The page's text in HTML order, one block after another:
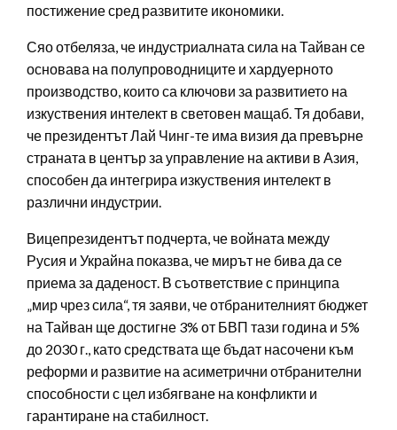
постижение сред развитите икономики.
Сяо отбеляза, че индустриалната сила на Тайван се
основава на полупроводниците и хардуерното
производство, които са ключови за развитието на
изкуствения интелект в световен мащаб. Тя добави,
че президентът Лай Чинг-те има визия да превърне
страната в център за управление на активи в Азия,
способен да интегрира изкуствения интелект в
различни индустрии.
Вицепрезидентът подчерта, че войната между
Русия и Украйна показва, че мирът не бива да се
приема за даденост. В съответствие с принципа
„мир чрез сила“, тя заяви, че отбранителният бюджет
на Тайван ще достигне 3% от БВП тази година и 5%
до 2030 г., като средствата ще бъдат насочени към
реформи и развитие на асиметрични отбранителни
способности с цел избягване на конфликти и
гарантиране на стабилност.